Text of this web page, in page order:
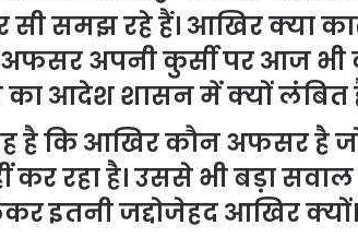
सी समझ रहे हैं। आखिर क्या
अफसर अपनी कुर्सी पर आज
का आदेश शासन में क्यों लंबित
है कि आखिर कौन अफसर है
रहा है। उससे भी बड़ा
इतनी जद्दोजेहद आखिर क्यों।